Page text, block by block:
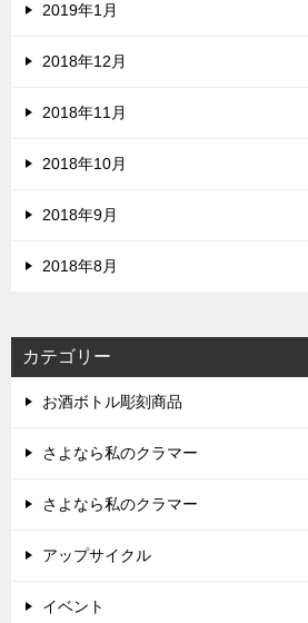
2019年1月
2018年12月
2018年11月
2018年10月
2018年9月
2018年8月
カテゴリー
お酒ボトル彫刻商品
さよなら私のクラマー
さよなら私のクラマー
アップサイクル
イベント